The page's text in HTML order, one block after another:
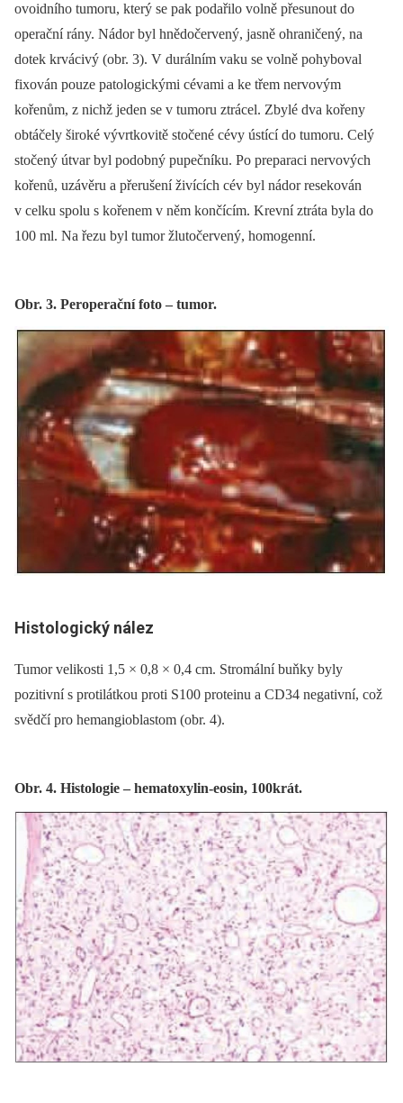
ovoidního tumoru, který se pak podařilo volně přesunout do
operační rány. Nádor byl hnědočervený, jasně ohraničený, na
dotek krvácivý (obr. 3). V durálním vaku se volně pohyboval
fixován pouze patologickými cévami a ke třem nervovým
kořenům, z nichž jeden se v tumoru ztrácel. Zbylé dva kořeny
obtáčely široké vývrtkovitě stočené cévy ústící do tumoru. Celý
stočený útvar byl podobný pupečníku. Po preparaci nervových
kořenů, uzávěru a přerušení živících cév byl nádor resekován
v celku spolu s kořenem v něm končícím. Krevní ztráta byla do
100 ml. Na řezu byl tumor žluto­červený, homogenní.
Obr. 3. Peroperační foto – tumor.
Histologický nález
Tumor velikosti 1,5 × 0,8 × 0,4 cm. Stromální buňky byly
pozitivní s protilátkou proti S100 proteinu a CD34 negativní, což
svědčí pro hemangioblastom (obr. 4).
Obr. 4. Histologie – hematoxylin-eosin, 100krát.